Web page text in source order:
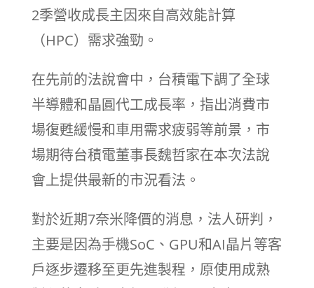
2季營收成長主因來自高效能計算
（HPC）需求強勁。
在先前的法說會中，台積電下調了全球
半導體和晶圓代工成長率，指出消費市
場復甦緩慢和車用需求疲弱等前景，市
場期待台積電董事長魏哲家在本次法說
會上提供最新的市況看法。
對於近期7奈米降價的消息，法人研判，
主要是因為手機SoC、GPU和AI晶片等客
戶逐步遷移至更先進製程，原使用成熟